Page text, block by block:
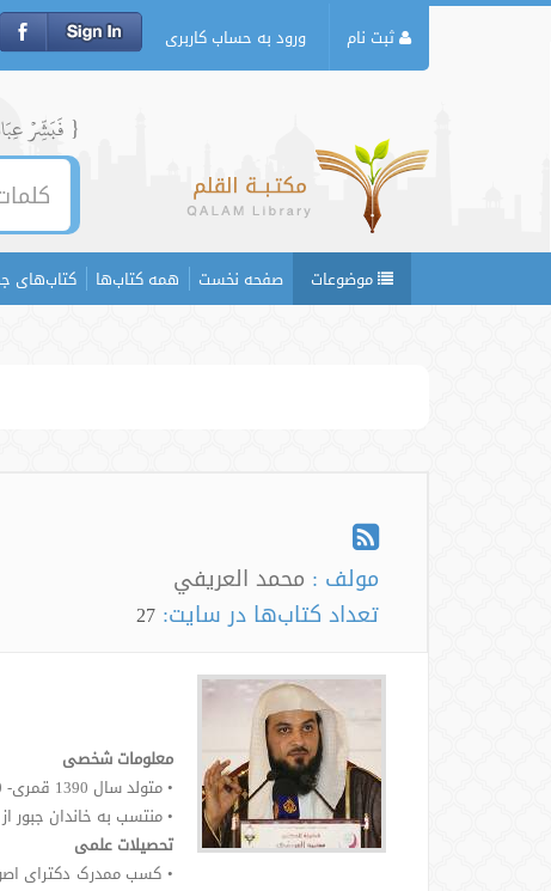
ثبت نام ورود به حساب کاربری
{ فَبَشِّرۡ
موضوعات صفحه نخست همه کتاب‌ها کتاب‌های
مولف : محمد العريفي
تعداد کتاب‌ها در سایت: 27
معلومات شخصی
• متولد سال 1390 قمری- 1970 میلادی- 1349 هجری شمسی
• منتسب به خاندان جبور
تحصیلات علمی